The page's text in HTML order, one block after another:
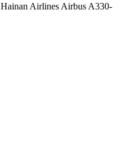
Hainan Airlines Airbus A330-